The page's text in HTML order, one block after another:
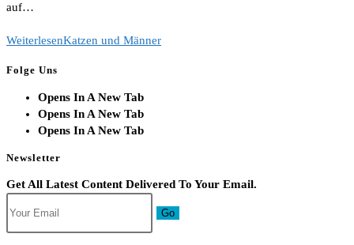
auf…
WeiterlesenKatzen und Männer
Folge Uns
Opens In A New Tab
Opens In A New Tab
Opens In A New Tab
Newsletter
Get All Latest Content Delivered To Your Email.
Go